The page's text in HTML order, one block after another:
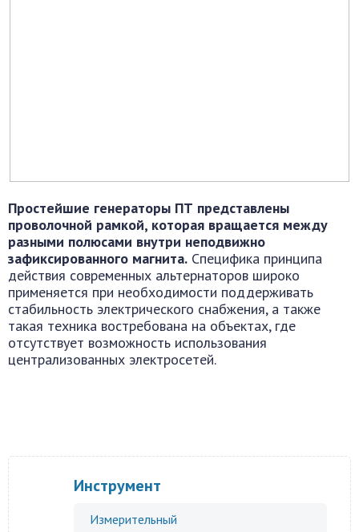
Простейшие генераторы ПТ представлены
проволочной рамкой, которая вращается между
разными полюсами внутри неподвижно
зафиксированного магнита. Специфика принципа
действия современных альтернаторов широко
применяется при необходимости поддерживать
стабильность электрического снабжения, а также
такая техника востребована на объектах, где
отсутствует возможность использования
централизованных электросетей.
Инструмент
Измерительный